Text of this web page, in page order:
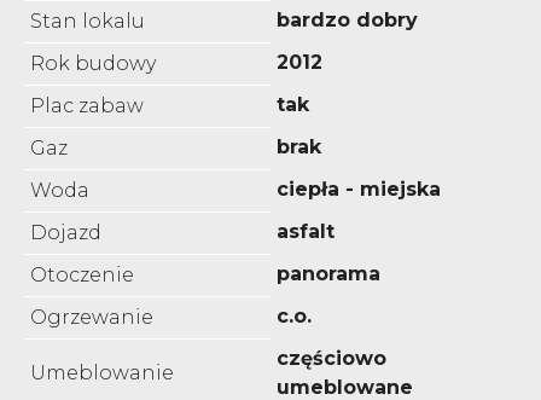
Stan lokalu
bardzo dobry
Rok budowy
2012
Plac zabaw
tak
Gaz
brak
Woda
ciepła - miejska
Dojazd
asfalt
Otoczenie
panorama
Ogrzewanie
c.o.
Umeblowanie
częściowo
umeblowane